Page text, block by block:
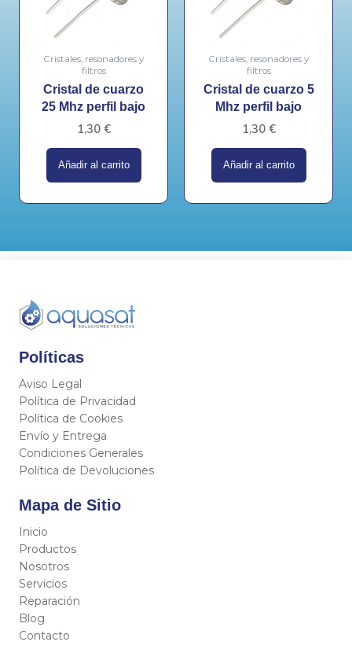
Cristales, resonadores y
filtros
Cristal de cuarzo
25 Mhz perfil bajo
1,30 €
Añadir al carrito
Cristales, resonadores y
filtros
Cristal de cuarzo 5
Mhz perfil bajo
1,30 €
Añadir al carrito
Políticas
Aviso Legal
Política de Privacidad
Política de Cookies
Envío y Entrega
Condiciones Generales
Política de Devoluciones
Mapa de Sitio
Inicio
Productos
Nosotros
Servicios
Reparación
Blog
Contacto